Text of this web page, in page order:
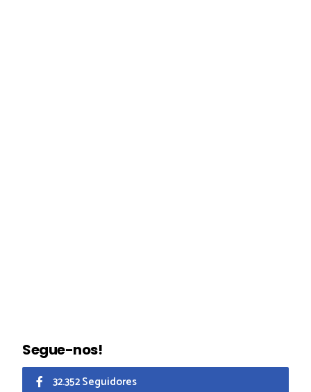
Segue-nos!
32.352 Seguidores